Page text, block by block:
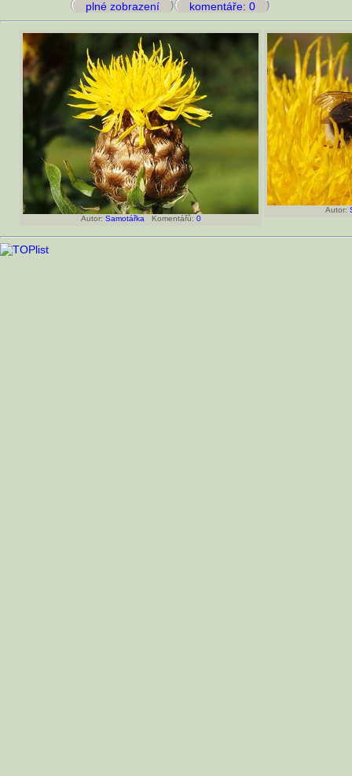
plné zobrazení komentáře: 0
Autor: Samotářka Komentářů: 0
Autor: